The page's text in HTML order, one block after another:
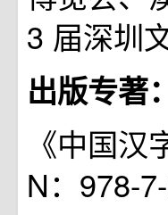
3 届深圳
出版专著
《中国
N：978-